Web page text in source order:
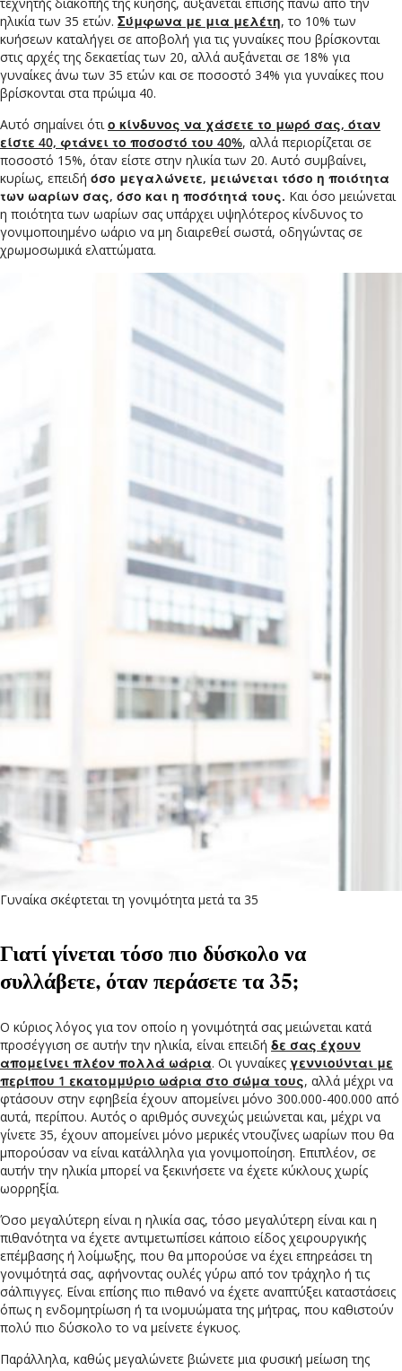
δική σου οικογένεια ή
κάποια μέρα, αλλά ακόμη
διαφόρων καταστάσεων,
«πρέπει να ξεκινήσεις
η ηλικία, οι δυσκολίες
ηλικία των 35 ετών. Σύμφωνα με μια μελέτη, το 10% των
κυήσεων καταλήγει σε αποβολή για τις γυναίκες που βρίσκονται
στις αρχές της δεκαετίας των 20, αλλά αυξάνεται σε 18% για
γυναίκες άνω των 35 ετών και σε ποσοστό 34% για γυναίκες που
βρίσκονται στα πρώιμα 40.
Αυτό σημαίνει ότιο κίνδυνος να χάσετε το μωρό σας, όταν
είστε 40, φτάνει το ποσοστό του 40%, αλλά περιορίζεται σε
ποσοστό 15%, όταν είστε στην ηλικία των 20. Αυτό συμβαίνει,
κυρίως, επειδή όσο μεγαλώνετε, μειώνεται τόσο η ποιότητα
των ωαρίων σας, όσο και η ποσότητά τους. Και όσο μειώνεται
η ποιότητα των ωαρίων σας υπάρχει υψηλότερος κίνδυνος το
γονιμοποιημένο ωάριο να μη διαιρεθεί σωστά, οδηγώντας σε
χρωμοσωμικά ελαττώματα.
Γυναίκα σκέφτεται τη γονιμότητα μετά τα 35
Γιατί γίνεται τόσο πιο δύσκολο να
συλλάβετε, όταν περάσετε τα 35;
Ο κύριος λόγος για τον οποίο η γονιμότητά σας μειώνεται κατά
προσέγγιση σε αυτήν την ηλικία, είναι επειδή δε σας έχουν
απομείνει πλέον πολλά ωάρια. Οι γυναίκες γεννιούνται με
περίπου 1 εκατομμύριο ωάρια στο σώμα τους, αλλά μέχρι να
φτάσουν στην εφηβεία έχουν απομείνει μόνο 300.000-400.000 από
αυτά, περίπου. Αυτός ο αριθμός συνεχώς μειώνεται και, μέχρι να
γίνετε 35, έχουν απομείνει μόνο μερικές ντουζίνες ωαρίων που θα
μπορούσαν να είναι κατάλληλα για γονιμοποίηση. Επιπλέον, σε
αυτήν την ηλικία μπορεί να ξεκινήσετε να έχετε κύκλους χωρίς
ωορρηξία.
Όσο μεγαλύτερη είναι η ηλικία σας, τόσο μεγαλύτερη είναι και η
πιθανότητα να έχετε αντιμετωπίσει κάποιο είδος χειρουργικής
επέμβασης ή λοίμωξης, που θα μπορούσε να έχει επηρεάσει τη
γονιμότητά σας, αφήνοντας ουλές γύρω από τον τράχηλο ή τις
σάλπιγγες. Είναι επίσης πιο πιθανό να έχετε αναπτύξει καταστάσεις
όπως η ενδομητρίωση ή τα ινομυώματα της μήτρας, που καθιστούν
πολύ πιο δύσκολο το να μείνετε έγκυος.
Παράλληλα, καθώς μεγαλώνετε βιώνετε μια φυσική μείωση της